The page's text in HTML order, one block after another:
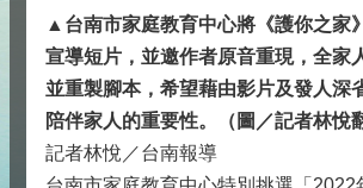
▲台南市家庭教育中心將《護你之家
宣導短片，並邀作者原音重現，全家
並重製腳本，希望藉由影片及發人深
陪伴家人的重要性。（圖／記者林悅
記者林悅／台南報導